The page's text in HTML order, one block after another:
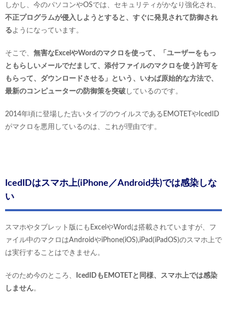
しかし、今のパソコンやOSでは、セキュリティがかなり強化され、
不正プログラムが侵入しようとすると、すぐに発見されて防御され
る ようになっています。
そこで、 無害なExcelやWordのマクロを使って、「ユーザーをもっ
ともらしいメールでだまして、添付ファイルのマクロを使う許可を
もらって、ダウンロードさせる」という、いわば原始的な方法で、
最新のコンピューターの防御策を突破 しているのです。
2014年頃に登場した古いタイプのウイルスであるEMOTETやIcedID
がマクロを悪用しているのは、これが理由です。
IcedIDはスマホ上(iPhone／Android共)では感染しな
い
スマホやタブレット版にもExcelやWordは搭載されていますが、フ
ァイル中のマクロはAndroidやiPhone(iOS),iPad(iPadOS)のスマホ上で
は実行することはできません。
そのため今のところ、
IcedIDもEMOTETと同様、スマホ上では感染
しません。